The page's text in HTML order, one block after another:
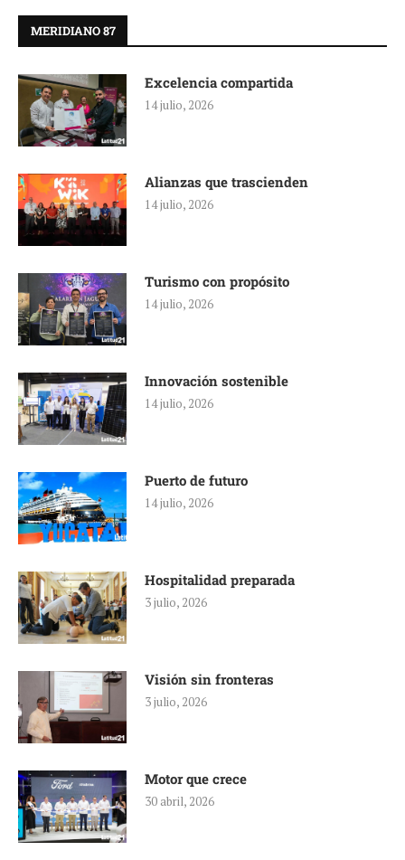
MERIDIANO 87
Excelencia compartida
14 julio, 2026
Alianzas que trascienden
14 julio, 2026
Turismo con propósito
14 julio, 2026
Innovación sostenible
14 julio, 2026
Puerto de futuro
14 julio, 2026
Hospitalidad preparada
3 julio, 2026
Visión sin fronteras
3 julio, 2026
Motor que crece
30 abril, 2026